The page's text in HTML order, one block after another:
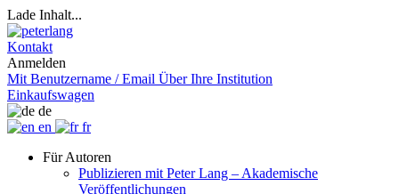
Lade Inhalt...
Kontakt
Anmelden
Mit Benutzername / Email Über Ihre Institution
Einkaufswagen
de
en
fr
Für Autoren
Publizieren mit Peter Lang – Akademische
Veröffentlichungen